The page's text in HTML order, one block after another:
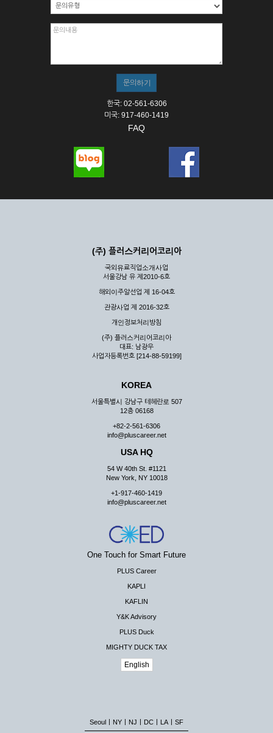
한국: 02-561-6306
미국: 917-460-1419
FAQ
(주) 플러스커리어코리아
국외유료직업소개사업
서울강남 유 제2010-6호
해외이주알선업 제 16-04호
관광사업 제 2016-32호
개인정보처리방침
(주) 플러스커리어코리아
대표: 남광우
사업자등록번호 [214-88-59199]
KOREA
서울특별시 강남구 테헤란로 507
12층 06168
+82-2-561-6306
info@pluscareer.net
USA HQ
54 W 40th St. #1121
New York, NY 10018
+1-917-460-1419
info@pluscareer.net
One Touch for Smart Future
PLUS Career
KAPLI
KAFLIN
Y&K Advisory
PLUS Duck
MIGHTY DUCK TAX
English
Seoul NY NJ DC LA SF